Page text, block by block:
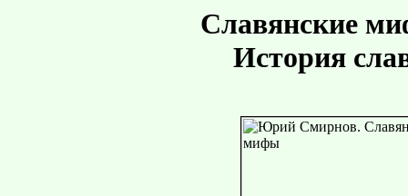
Славянские
История